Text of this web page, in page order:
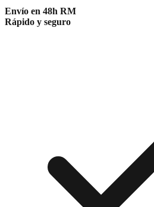
Envío en 48h RM
Rápido y seguro